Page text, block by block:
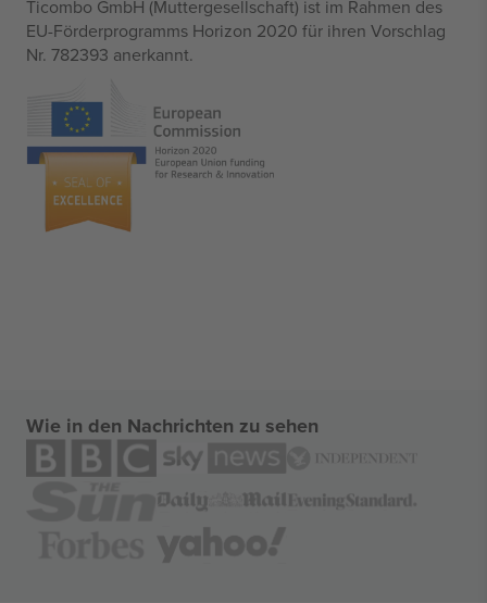
Ticombo GmbH (Muttergesellschaft) ist im Rahmen des
EU-Förderprogramms Horizon 2020 für ihren Vorschlag
Nr. 782393 anerkannt.
Wie in den Nachrichten zu sehen